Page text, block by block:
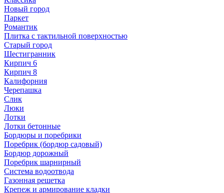
Новый город
Паркет
Романтик
Плитка с тактильной поверхностью
Старый город
Шестигранник
Кирпич 6
Кирпич 8
Калифорния
Черепашка
Слик
Люки
Лотки
Лотки бетонные
Бордюры и поребрики
Поребрик (бордюр садовый)
Бордюр дорожный
Поребрик шарнирный
Система водоотвода
Газонная решетка
Крепеж и армирование кладки